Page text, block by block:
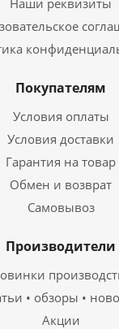
Наши реквизиты
Покупателям
Условия оплаты
Условия доставки
Гарантия на товар
Обмен и возврат
Самовывоз
Производители
• обзоры •
Акции